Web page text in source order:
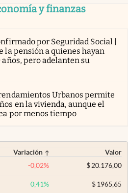
y finanzas
por Seguridad Social |
la pensión a quienes hayan
pero adelanten su
Urbanos permite
en la vivienda, aunque el
por menos tiempo
Variación
Valor
-0,02% $20.176,00
0,41% $1965,65